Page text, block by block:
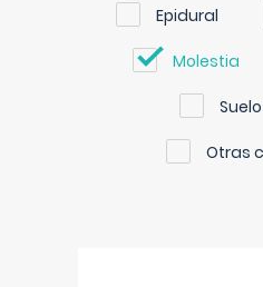
Epidural
Molestia
Otras